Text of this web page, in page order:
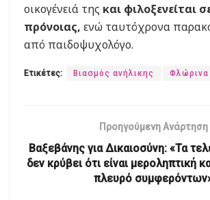
οικογένειά της και φιλοξενείται
πρόνοιας, ενώ ταυτόχρονα
από παιδοψυχολόγο.
Ετικέτες: Βιασμός ανήλικης Φλώρινα
Προηγούμενη Ανάρτηση
Βαξεβάνης για Δικαιοσύνη: «Τα
δεν κρύβει ότι είναι μεροληπτική
πλευρό